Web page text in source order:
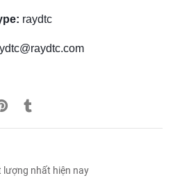
raydtc
lượng nhất hiện nay